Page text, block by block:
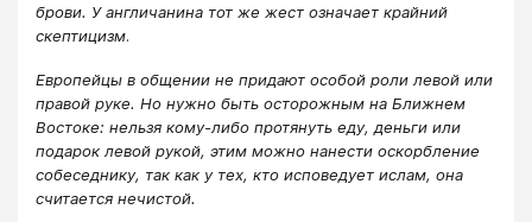
брови. У англичанина тот же жест означает крайний
скептицизм.
Европейцы в общении не придают особой роли левой или
правой руке. Но нужно быть осторожным на Ближнем
Востоке: нельзя кому-либо протянуть еду, деньги или
подарок левой рукой, этим можно нанести оскорбление
собеседнику, так как у тех, кто исповедует ислам, она
считается нечистой.